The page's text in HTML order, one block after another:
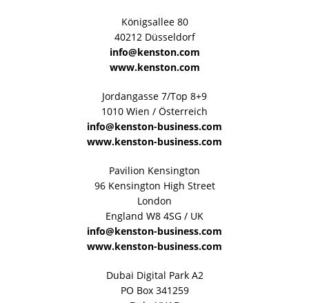
Königsallee 80
40212 Düsseldorf
info@kenston.com
www.kenston.com
Jordangasse 7/Top 8+9
1010 Wien / Österreich
info@kenston-business.com
www.kenston-business.com
Pavilion Kensington
96 Kensington High Street
London
England W8 4SG / UK
info@kenston-business.com
www.kenston-business.com
Dubai Digital Park A2
PO Box 341259